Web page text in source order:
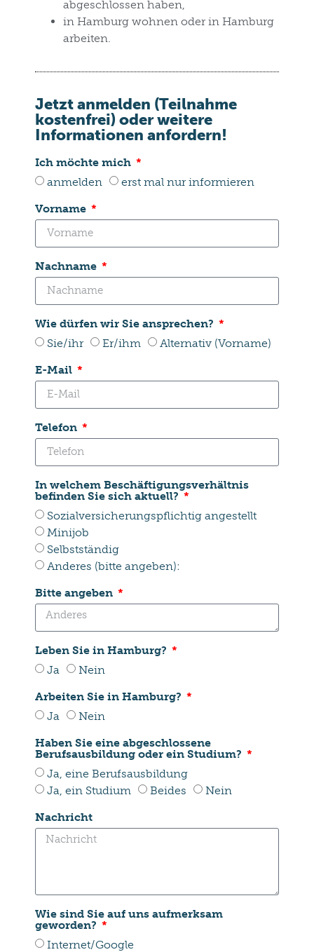
abgeschlossen haben,
in Hamburg wohnen oder in Hamburg
arbeiten.
Jetzt anmelden (Teilnahme
kostenfrei) oder weitere
Informationen anfordern!
Ich möchte mich
anmelden
erst mal nur informieren
Vorname
Nachname
Wie dürfen wir Sie ansprechen?
Sie/ihr
Er/ihm Alternativ (Vorname)
E-Mail
Telefon
In welchem Beschäftigungsverhältnis
befinden Sie sich aktuell?
Sozialversicherungspflichtig angestellt
Minijob
Selbstständig
Anderes (bitte angeben):
Bitte angeben
Leben Sie in Hamburg?
Ja
Nein
Arbeiten Sie in Hamburg?
Ja
Nein
Haben Sie eine abgeschlossene
Berufsausbildung oder ein Studium?
Ja, eine Berufsausbildung
Ja, ein Studium
Beides Nein
Nachricht
Wie sind Sie auf uns aufmerksam
geworden?
Internet/Google